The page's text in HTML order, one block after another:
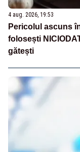
4 aug. 2026, 19:53
Pericolul ascuns
folosești
gătești